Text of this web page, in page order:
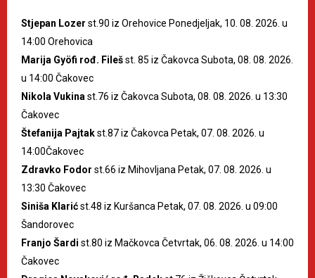
Stjepan Lozer st.90 iz Orehovice Ponedjeljak, 10. 08. 2026. u
14:00 Orehovica
Marija Gyöfi rođ. Filešst. 85 iz Čakovca Subota, 08. 08. 2026.
u 14:00 Čakovec
Nikola Vukina st.76 iz Čakovca Subota, 08. 08. 2026. u 13:30
Čakovec
Štefanija Pajtakst.87 iz Čakovca Petak, 07. 08. 2026. u
14:00Čakovec
Zdravko Fodor st.66 iz Mihovljana Petak, 07. 08. 2026. u
13:30 Čakovec
Siniša Klarićst.48 iz Kuršanca Petak, 07. 08. 2026. u 09:00
Šandorovec
Franjo Šardi st.80 iz Mačkovca Četvrtak, 06. 08. 2026. u 14:00
Čakovec